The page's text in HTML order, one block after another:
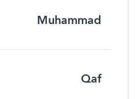
Muhammad
Qaf